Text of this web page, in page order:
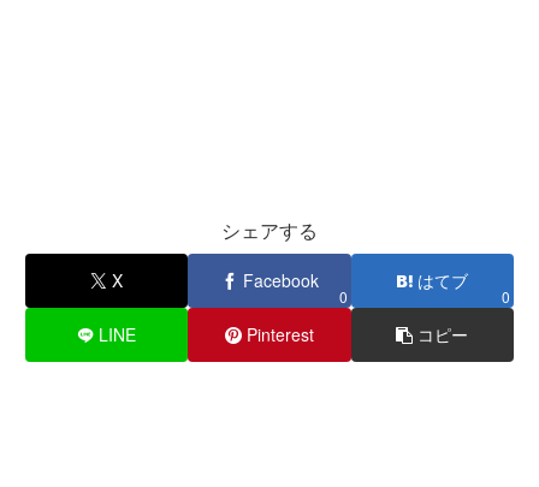
シェアする
X Facebook
0
はてブ
0
LINE Pinterest コピー